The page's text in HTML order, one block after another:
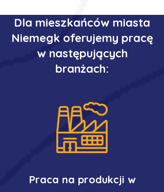
Dla mieszkańców miasta
Niemegk oferujemy pracę
w następujących
branżach:
Praca na produkcji w